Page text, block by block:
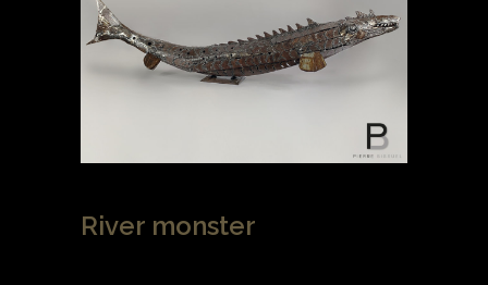
River monster